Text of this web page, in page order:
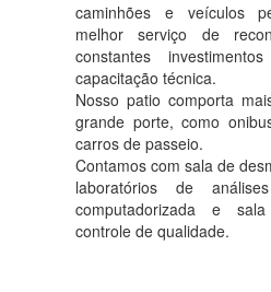
caminhões e veículos
melhor serviço de
constantes
capacitação técnica.
Nosso patio comporta
grande porte, como
carros de passeio.
Contamos com sala de
laboratórios de
computadorizada e
controle de qualidade.